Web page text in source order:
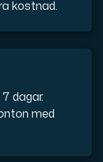
obegränsat
kostnad.
dagar.
med